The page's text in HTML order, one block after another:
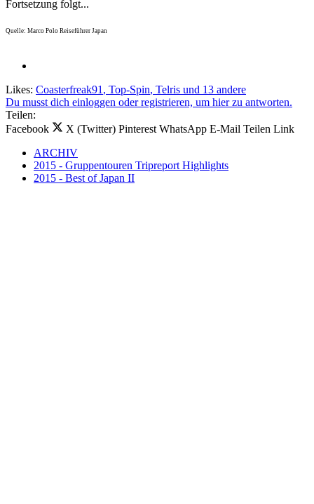
Fortsetzung folgt...
Quelle: Marco Polo Reiseführer Japan
Likes: Coasterfreak91 , Top-Spin, Telris und 13 andere
Du musst dich einloggen oder registrieren, um hier zu antworten.
Teilen:
Facebook
X (Twitter) Pinterest WhatsApp E-Mail Teilen Link
ARCHIV
2015 - Gruppentouren Tripreport Highlights
2015 - Best of Japan II